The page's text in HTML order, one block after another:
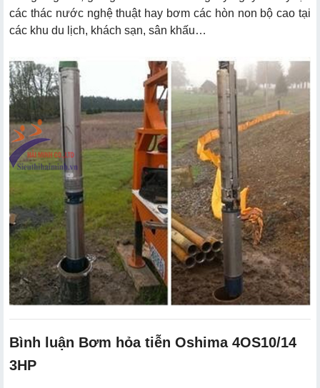
các thác nước nghệ thuật hay bơm các hòn non bộ cao tại
các khu du lịch, khách sạn, sân khấu…
Bình luận Bơm hỏa tiễn Oshima 4OS10/14
3HP